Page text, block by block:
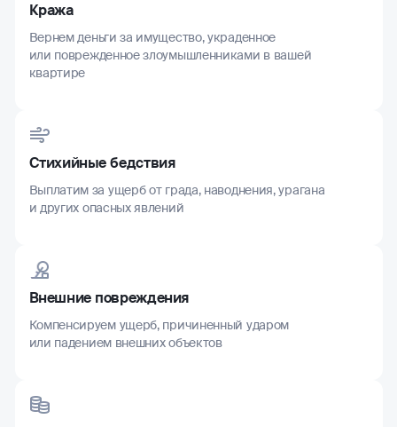
Кража
Вернем деньги за имущество, украденное
или поврежденное злоумышленниками в вашей
квартире
Стихийные бедствия
Выплатим за ущерб от града, наводнения, урагана
и других опасных явлений
Внешние повреждения
Компенсируем ущерб, причиненный ударом
или падением внешних объектов